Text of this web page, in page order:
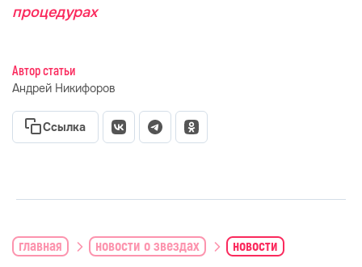
процедурах
Автор статьи
Андрей Никифоров
Ссылка
главная новости о звездах новости